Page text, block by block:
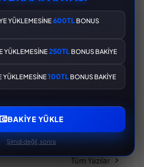
2400 TL
105 DESTANSI 30 YÜKSELTİLEBİLİR SARI MUMYALI
Tüm Yazılar
YÜKLEMESİNE600TLBONUS
YÜKLEMESİNE250TLBONUS BAKİYE
YÜKLEMESİNE100TLBONUS BAKİYE
BAKIYE YÜKLE
Şimdi değil, sonra